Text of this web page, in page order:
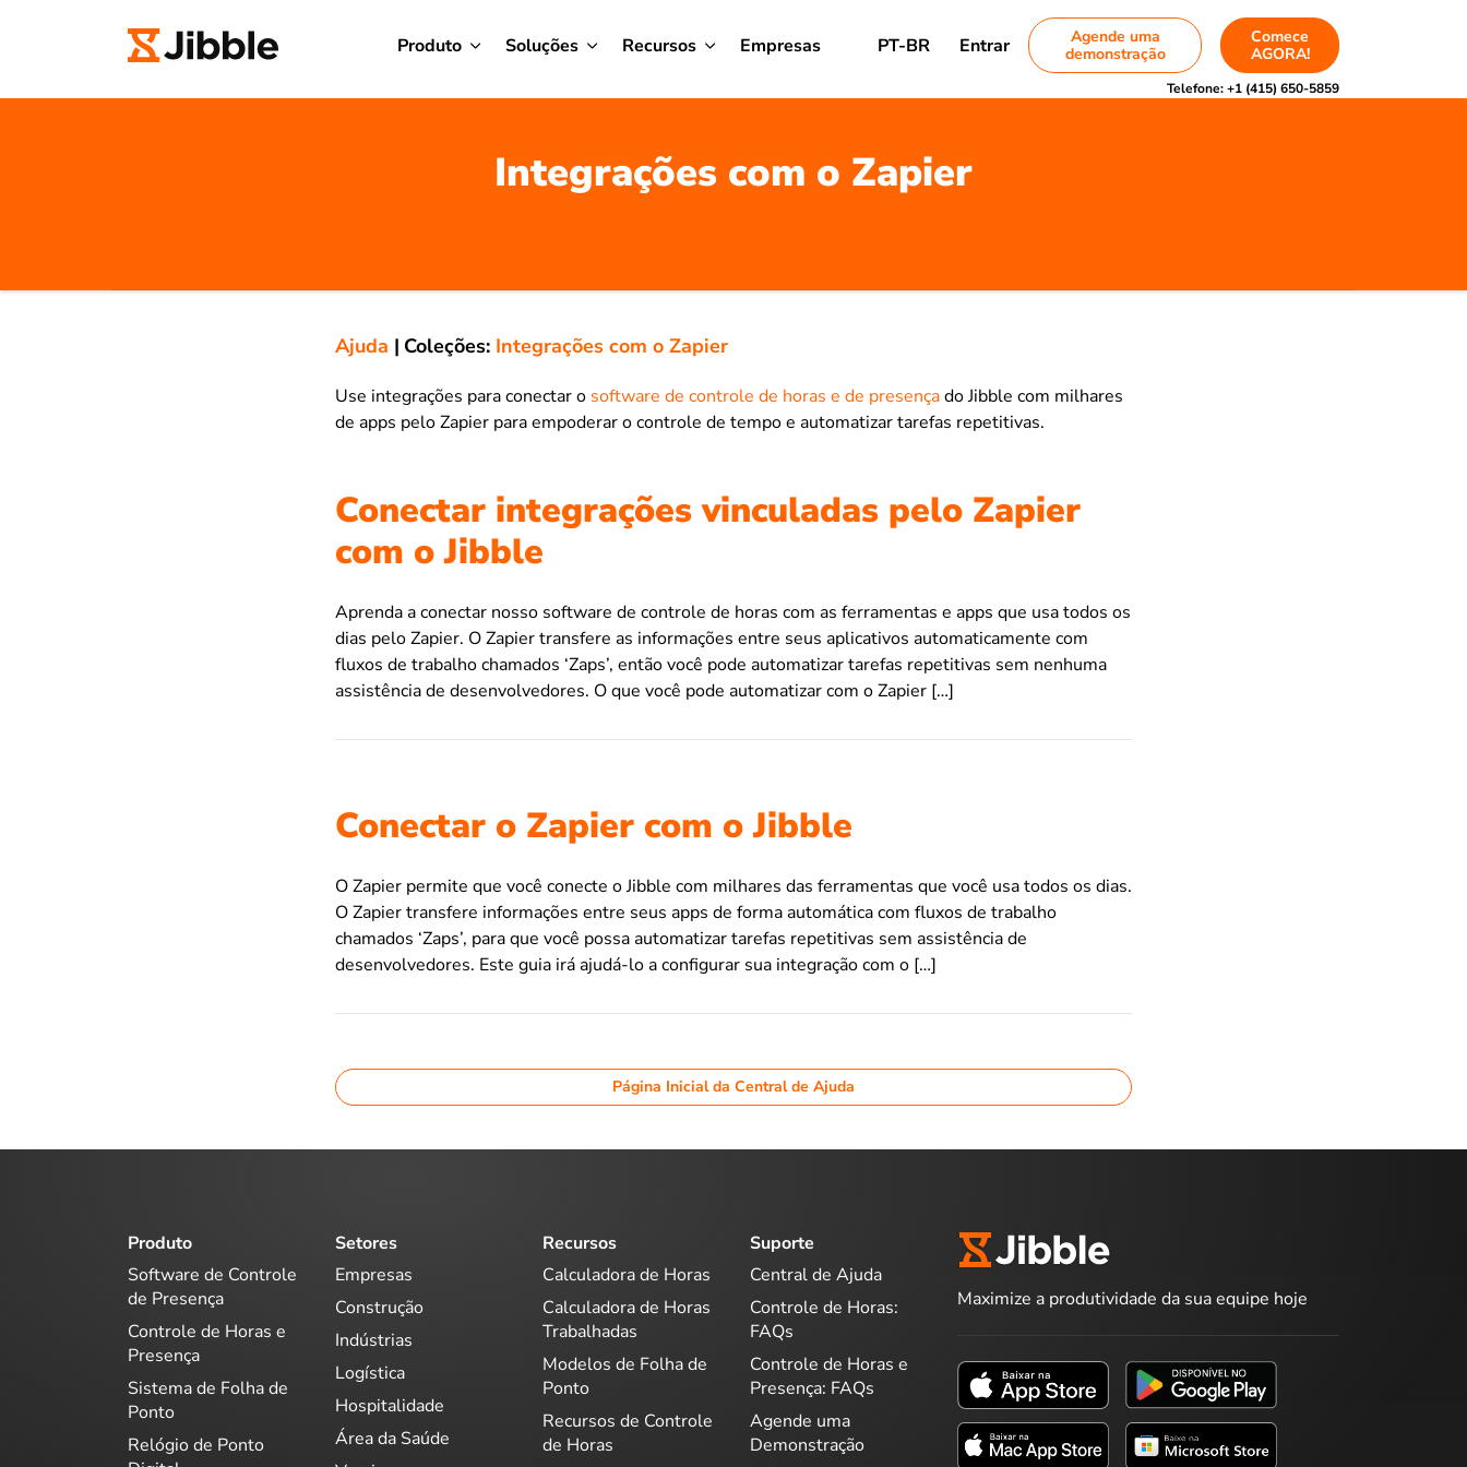
Produto Soluções Recursos Empresas PT-BR Entrar
Agende uma
demonstração
Comece
AGORA!
Telefone:+1 (415) 650-5859
Integrações com o Zapier
Ajuda | Coleções: Integrações com o Zapier
Use integrações para conectar o software de controle de horas e de presençado Jibble com milhares
de apps pelo Zapier para empoderar o controle de tempo e automatizar tarefas repetitivas.
Conectar integrações vinculadas pelo Zapier
com o Jibble
Aprenda a conectar nosso software de controle de horas com as ferramentas e apps que usa todos os
dias pelo Zapier. O Zapier transfere as informações entre seus aplicativos automaticamente com
fluxos de trabalho chamados ‘Zaps’, então você pode automatizar tarefas repetitivas sem nenhuma
assistência de desenvolvedores. O que você pode automatizar com o Zapier […]
Conectar o Zapier com o Jibble
O Zapier permite que você conecte o Jibble com milhares das ferramentas que você usa todos os dias.
O Zapier transfere informações entre seus apps de forma automática com fluxos de trabalho
chamados ‘Zaps’, para que você possa automatizar tarefas repetitivas sem assistência de
desenvolvedores. Este guia irá ajudá-lo a configurar sua integração com o […]
Página Inicial da Central de Ajuda
Produto
Software de Controle
de Presença
Controle de Horas e
Presença
Sistema de Folha de
Ponto
Relógio de Ponto
Setores
Empresas
Construção
Indústrias
Logística
Hospitalidade
Área da Saúde
Recursos
Calculadora de Horas
Calculadora de Horas
Trabalhadas
Modelos de Folha de
Ponto
Recursos de Controle
de Horas
Suporte
Central de Ajuda
Controle de Horas:
FAQs
Controle de Horas e
Presença: FAQs
Agende uma
Demonstração
Maximize a produtividade da sua equipe hoje